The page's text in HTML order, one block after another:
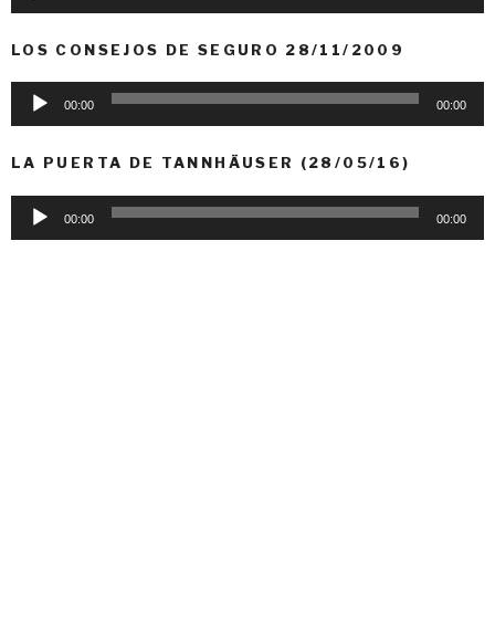
LOS CONSEJOS DE SEGURO 28/11/2009
Audio
Player
00:00 00:00
LA PUERTA DE TANNHÄUSER (28/05/16)
Audio
00:00 00:00